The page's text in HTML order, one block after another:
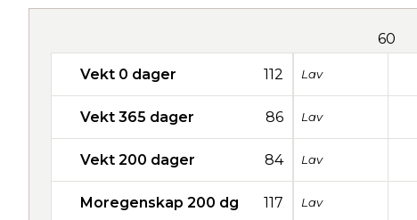
60
Vekt 0 dager 112 Lav
Vekt 365 dager 86 Lav
Vekt 200 dager 84 Lav
Moregenskap 200 dg 117 Lav